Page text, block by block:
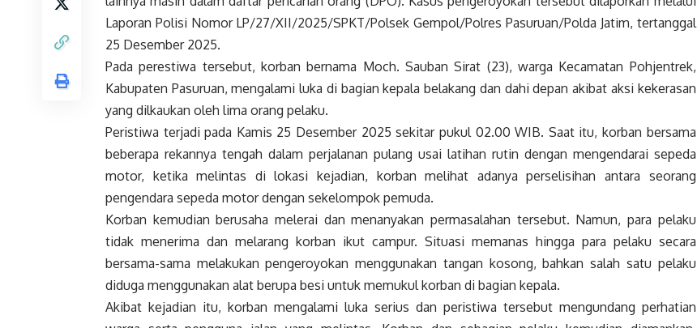
Laporan Polisi Nomor LP/27/XII/2025/SPKT/Polsek Gempol/Polres Pasuruan/Polda Jatim, tertanggal
25 Desember 2025.
Pada perestiwa tersebut, korban bernama Moch. Sauban Sirat (23), warga Kecamatan Pohjentrek,
Kabupaten Pasuruan, mengalami luka di bagian kepala belakang dan dahi depan akibat aksi kekerasan
yang dilkaukan oleh lima orang pelaku.
Peristiwa terjadi pada Kamis 25 Desember 2025 sekitar pukul 02.00 WIB. Saat itu, korban bersama
beberapa rekannya tengah dalam perjalanan pulang usai latihan rutin dengan mengendarai sepeda
motor, ketika melintas di lokasi kejadian, korban melihat adanya perselisihan antara seorang
pengendara sepeda motor dengan sekelompok pemuda.
Korban kemudian berusaha melerai dan menanyakan permasalahan tersebut. Namun, para pelaku
tidak menerima dan melarang korban ikut campur. Situasi memanas hingga para pelaku secara
bersama-sama melakukan pengeroyokan menggunakan tangan kosong, bahkan salah satu pelaku
diduga menggunakan alat berupa besi untuk memukul korban di bagian kepala.
Akibat kejadian itu, korban mengalami luka serius dan peristiwa tersebut mengundang perhatian